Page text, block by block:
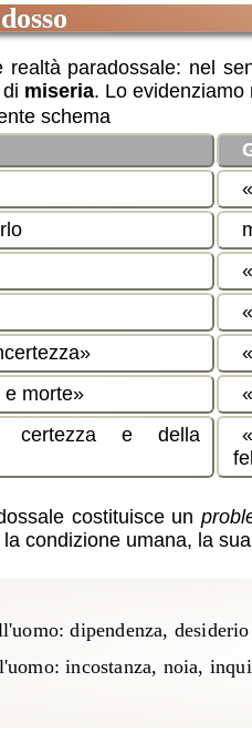
realtà paradossale: nel
miseria. Lo evidenziamo
schema
e morte
certezza e della
costituisce un
condizione umana, la
dipendenza,
incostanza, noia,